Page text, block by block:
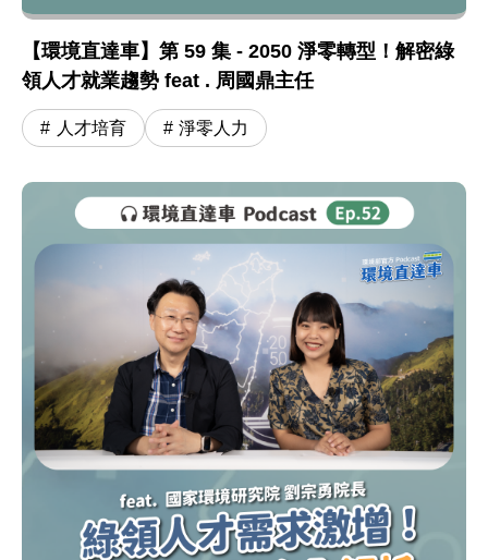
【環境直達車】第 59 集 - 2050 淨零轉型！解密綠
領人才就業趨勢 feat . 周國鼎主任
人才培育 淨零人力